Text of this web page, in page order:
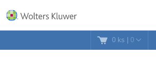
0 ks | 0